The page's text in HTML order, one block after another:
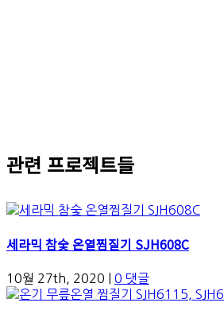
관련 프로젝트들
세라믹 참숯 온열찜질기 SJH608C
10월 27th, 2020 0 댓글